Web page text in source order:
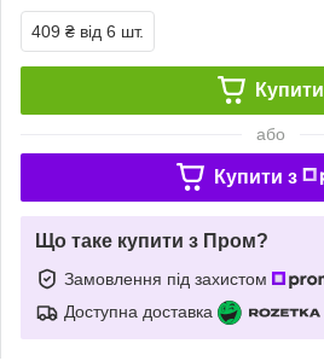
409 ₴ від 6 шт.
Купити
або
Купити з
Що таке купити з Пром?
Замовлення під захистом
Доступна доставка